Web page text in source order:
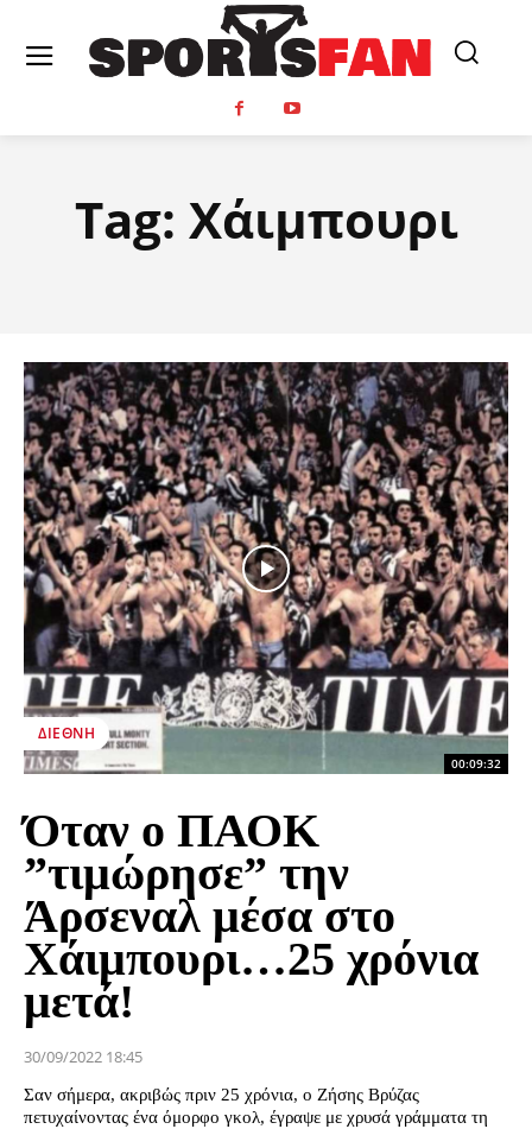
Tag: Χάιμπουρι
ΔΙΕΘΝΉ
00:09:32
Όταν ο ΠΑΟΚ
”τιμώρησε” την
Άρσεναλ μέσα στο
Χάιμπουρι…25 χρόνια
μετά!
30/09/2022 18:45
Σαν σήμερα, ακριβώς πριν 25 χρόνια, ο Ζήσης Βρύζας
πετυχαίνοντας ένα όμορφο γκολ, έγραψε με χρυσά γράμματα τη